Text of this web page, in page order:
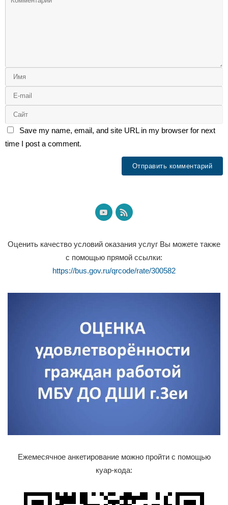
Save my name, email, and site URL in my browser for next
time I post a comment.
Оценить качество условий оказания услуг Вы можете также
с помощью прямой ссылки:
https://bus.gov.ru/qrcode/rate/300582
Ежемесячное анкетирование можно пройти с помощью
куар-кода: